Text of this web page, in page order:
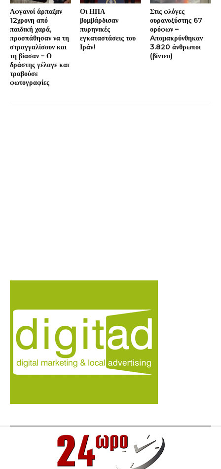
Αφγανοί άρπαξαν
12χρονη από
παιδική χαρά,
προσπάθησαν να τη
στραγγαλίσουν και
τη βίασαν – Ο
δράστης γέλαγε και
τραβούσε
φωτογραφίες
Οι ΗΠΑ
βομβάρδισαν
πυρηνικές
εγκαταστάσεις του
Ιράν!
Στις φλόγες
ουρανοξύστης 67
ορόφων –
Aπομακρύνθηκαν
3.820 άνθρωποι
(βίντεο)